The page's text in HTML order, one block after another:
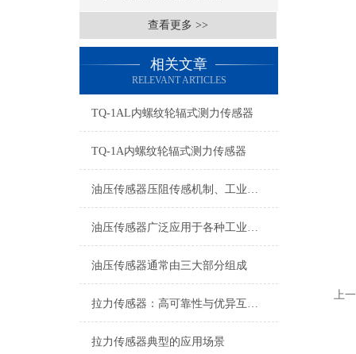
查看更多 >>
相关文章
RELEVANT ARTICLES
TQ-1AL内螺纹轮辐式测力传感器
TQ-1A内螺纹轮辐式测力传感器
油压传感器压阻传感机制、工业工况适配与标准化运维管理
油压传感器广泛应用于各种工业自控环境
油压传感器通常由三大部分组成
拉力传感器：高可靠性与优异互换性的技术解析
拉力传感器典型的应用场景
上